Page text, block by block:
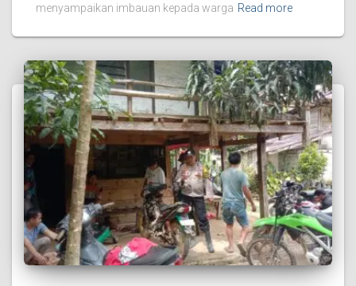
menyampaikan imbauan kepada warga Read more